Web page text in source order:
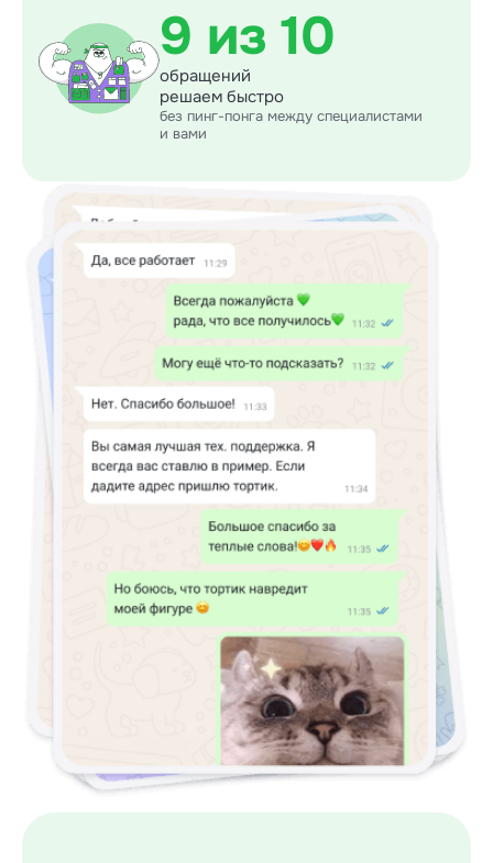
9 из 10
обращений
решаем быстро
без пинг-понга между специалистами
и вами